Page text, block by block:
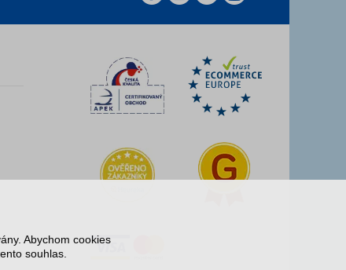
Abychom cookies
souhlas.